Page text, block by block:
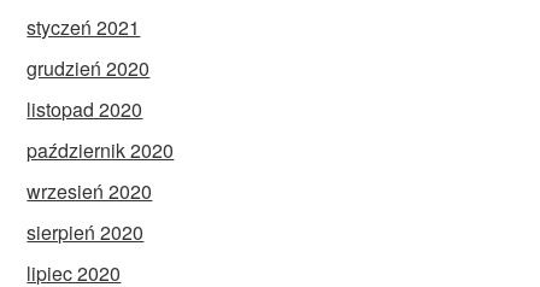
styczeń 2021
grudzień 2020
listopad 2020
październik 2020
wrzesień 2020
sierpień 2020
lipiec 2020